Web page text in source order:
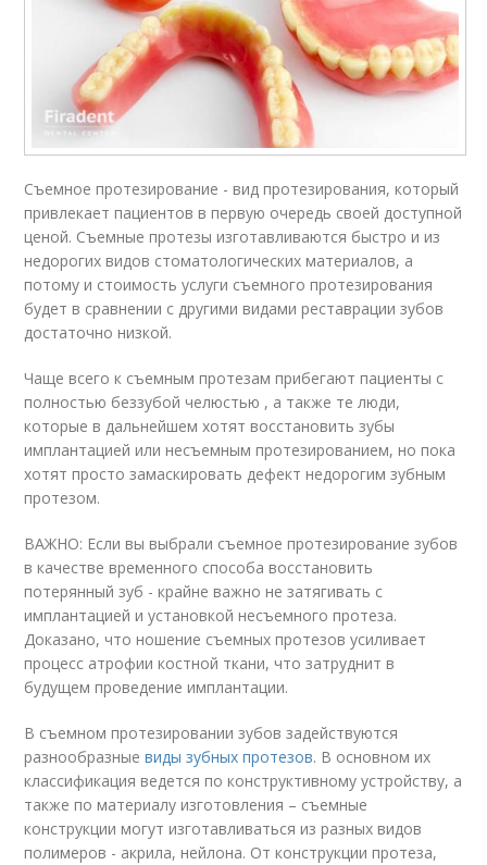
Съемное протезирование - вид протезирования, который
привлекает пациентов в первую очередь своей доступной
ценой. Съемные протезы изготавливаются быстро и из
недорогих видов стоматологических материалов, а
потому и стоимость услуги съемного протезирования
будет в сравнении с другими видами реставрации зубов
достаточно низкой.
Чаще всего к съемным протезам прибегают пациенты с
полностью беззубой челюстью , а также те люди,
которые в дальнейшем хотят восстановить зубы
имплантацией или несъемным протезированием, но пока
хотят просто замаскировать дефект недорогим зубным
протезом.
ВАЖНО: Если вы выбрали съемное протезирование зубов
в качестве временного способа восстановить
потерянный зуб - крайне важно не затягивать с
имплантацией и установкой несъемного протеза.
Доказано, что ношение съемных протезов усиливает
процесс атрофии костной ткани, что затруднит в
будущем проведение имплантации.
В съемном протезировании зубов задействуются
разнообразныевиды зубных протезов. В основном их
классификация ведется по конструктивному устройству, а
также по материалу изготовления – съемные
конструкции могут изготавливаться из разных видов
полимеров - акрила, нейлона. От конструкции протеза,